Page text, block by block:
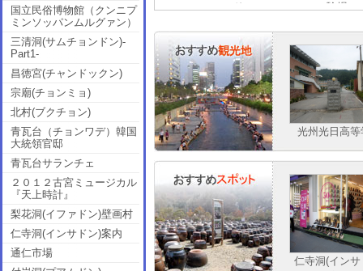
国立民俗博物館（クンニプ
ミンソッパンムルグァン）
三清洞(サムチョンドン)-
Part1-
昌徳宮(チャンドックン)
宗廟(チョンミョ)
北村(ブクチョン)
青瓦台（チョンワデ）韓国
大統領官邸
青瓦台サランチェ
２０１２古宮ミュージカル
『天上時計』
梨花洞(イファドン)壁画村
仁寺洞(インサドン)案内
通仁市場
ワールド
験場
光州光日高等
仁寺洞(インサ